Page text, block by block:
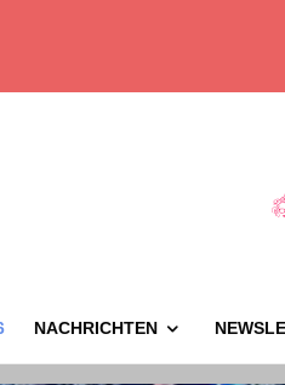
NACHRICHTEN